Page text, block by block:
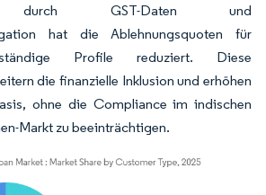
durch GST-Daten und
hat die Ablehnungsquoten für
Profile reduziert. Diese
die finanzielle Inklusion und erhöhen
ohne die Compliance im indischen
Markt zu beeinträchtigen.